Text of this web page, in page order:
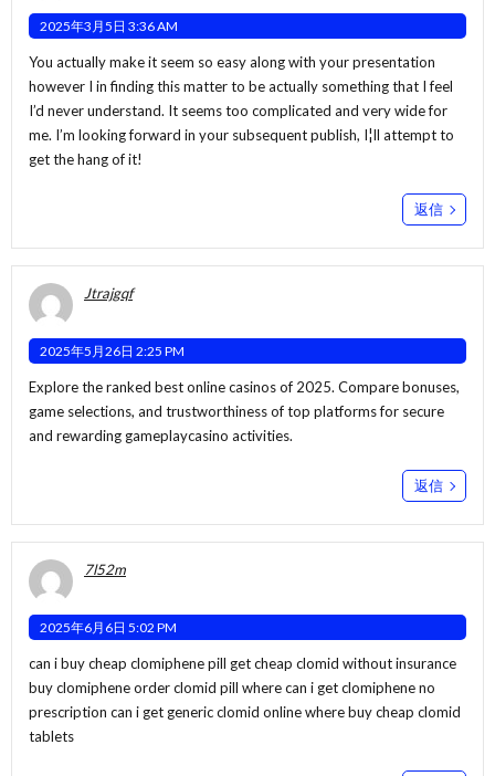
2025年3月5日 3:36 AM
You actually make it seem so easy along with your presentation
however I in finding this matter to be actually something that I feel
I’d never understand. It seems too complicated and very wide for
me. I’m looking forward in your subsequent publish, I¦ll attempt to
get the hang of it!
返信
Jtrajgqf
2025年5月26日 2:25 PM
Explore the ranked best online casinos of 2025. Compare bonuses,
game selections, and trustworthiness of top platforms for secure
and rewarding gameplaycasino activities.
返信
7l52m
2025年6月6日 5:02 PM
can i buy cheap clomiphene pill get cheap clomid without insurance
buy clomipheneorder clomid pill where can i get clomiphene no
prescription can i get generic clomid online where buy cheap clomid
tablets